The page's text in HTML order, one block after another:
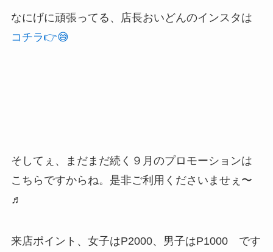
なにげに頑張ってる、店長おいどんのインスタは
コチラ👉😅
そしてぇ、まだまだ続く９月のプロモーションは
こちらですからね。是非ご利用くださいませぇ〜
♬
来店ポイント、女子はP2000、男子はP1000 です